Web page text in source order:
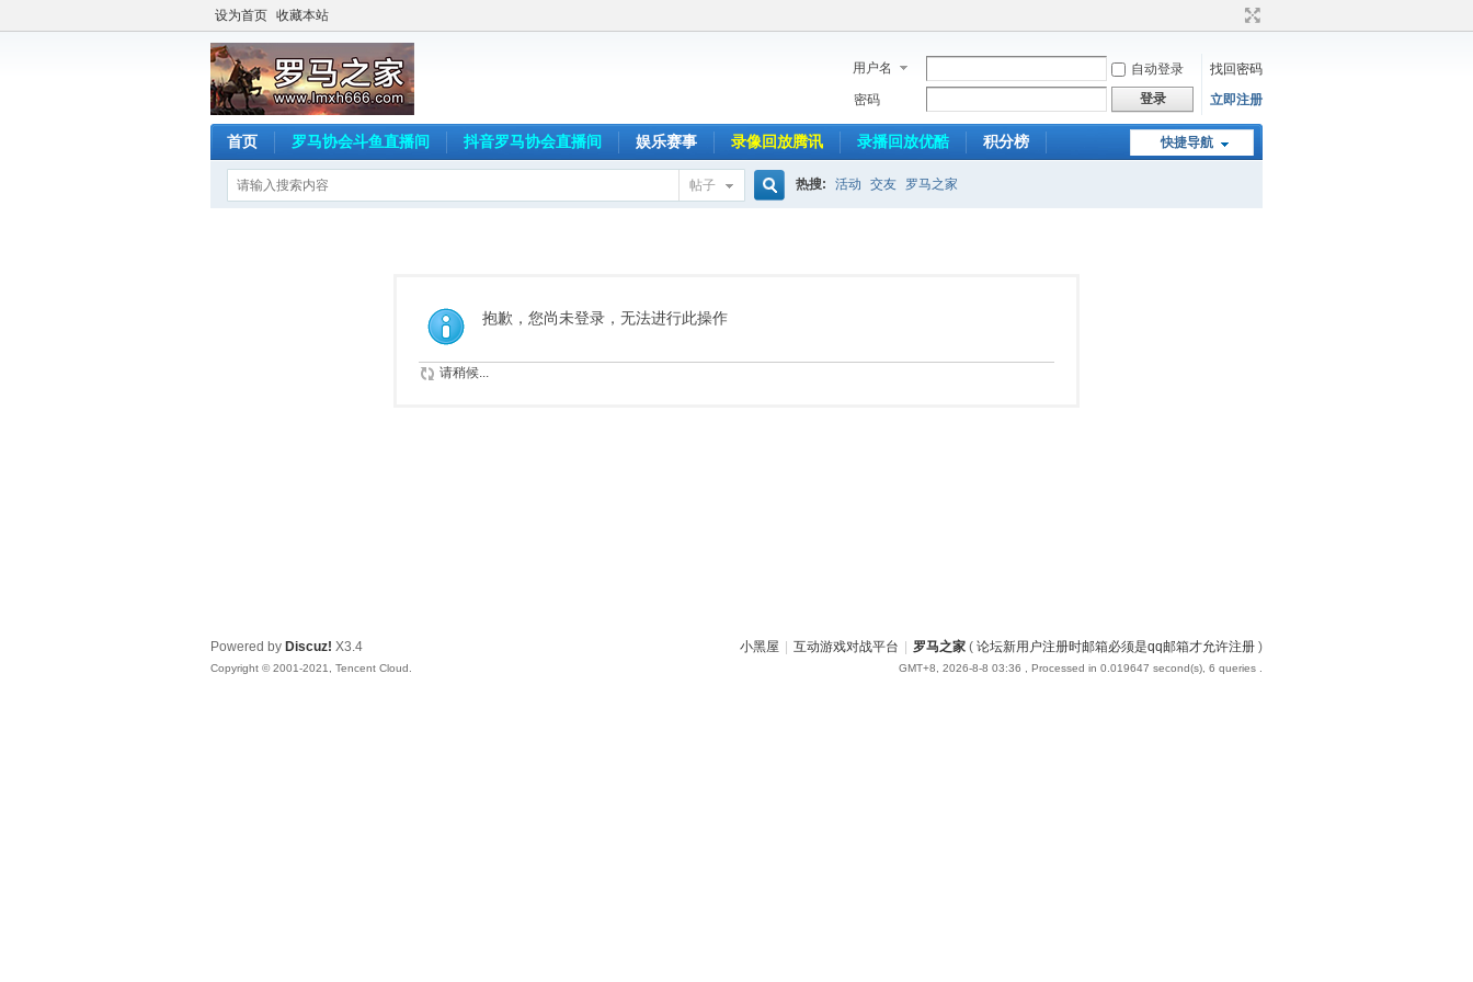
设为首页 收藏本站
用户名 自动登录
找回密码
密码
登录 立即注册
快捷导航
首页 罗马协会斗鱼直播间 抖音罗马协会直播间 娱乐赛事 录像回放腾讯 录播回放优酷 积分榜
帖子 热搜: 活动 交友 罗马之家
抱歉，您尚未登录，无法进行此操作
请稍候...
小黑屋 互动游戏对战平台 罗马之家 ( 论坛新用户注册时邮箱必须是qq邮箱才允许注册 )
GMT+8, 2026-8-8 03:36 , Processed in 0.019647 second(s), 6 queries .
Powered by Discuz! X3.4
Copyright © 2001-2021, Tencent Cloud.